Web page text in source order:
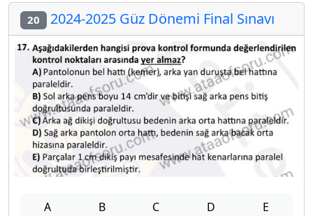
20 2024-2025 Güz Dönemi Final Sınavı
A B C D E